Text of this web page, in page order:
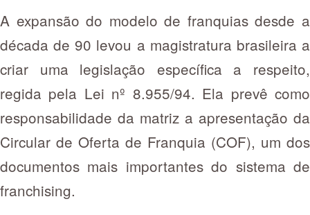
A expansão do modelo de franquias desde a
década de 90 levou a magistratura brasileira a
criar uma legislação específica a respeito,
regida pela Lei nº 8.955/94. Ela prevê como
responsabilidade da matriz a apresentação da
Circular de Oferta de Franquia (COF), um dos
documentos mais importantes do sistema de
franchising.